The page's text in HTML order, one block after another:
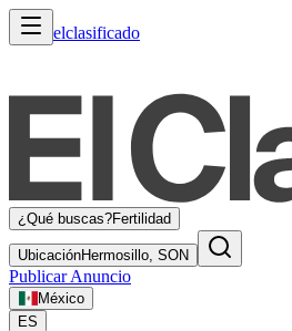
elclasificado
¿Qué buscas?Fertilidad
UbicaciónHermosillo, SON
Publicar Anuncio
México
ES